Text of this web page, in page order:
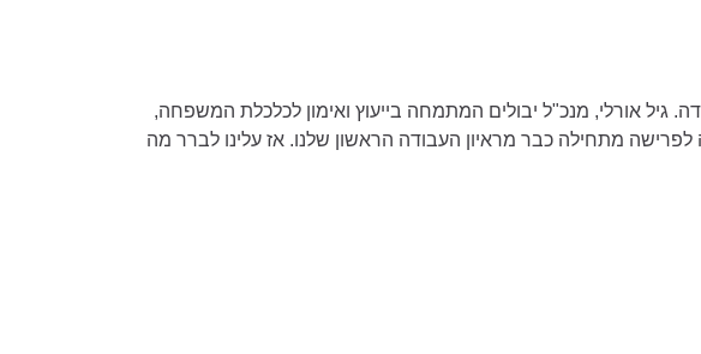
כבר ביום הראשון שלנו בשוק העבודה. גיל אורלי, מנכ"ל יבולים המתמחה בייעוץ ואימון לכלכלת המשפחה,
לפרישה מתחילה כבר מראיון העבודה הראשון שלנו. אז עלינו לברר מה